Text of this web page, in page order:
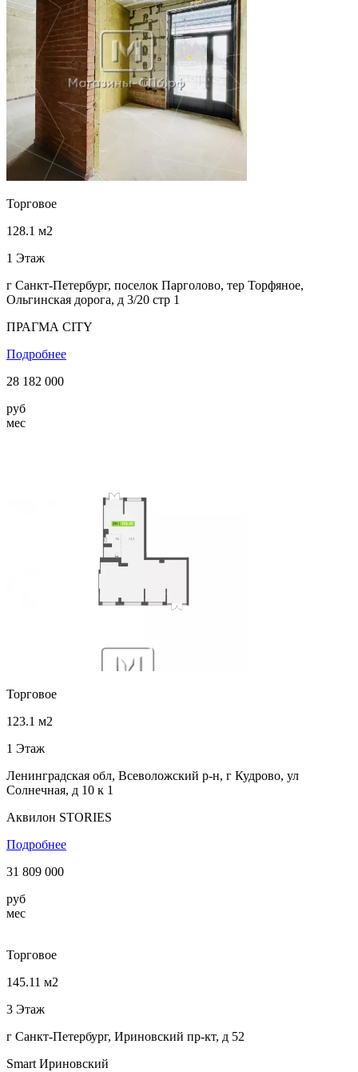
Торговое
128.1 м2
1 Этаж
г Санкт-Петербург, поселок Парголово, тер Торфяное,
Ольгинская дорога, д 3/20 стр 1
ПРАГМА CITY
Подробнее
28 182 000
руб
мес
Торговое
123.1 м2
1 Этаж
Ленинградская обл, Всеволожский р-н, г Кудрово, ул
Солнечная, д 10 к 1
Аквилон STORIES
Подробнее
31 809 000
руб
мес
Торговое
145.11 м2
3 Этаж
г Санкт-Петербург, Ириновский пр-кт, д 52
Smart Ириновский